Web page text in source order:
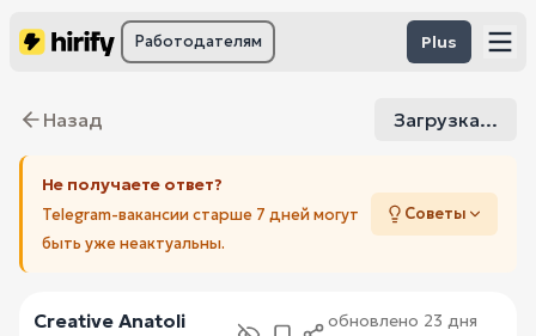
Работодателям Plus
Назад Загрузка...
Не получаете ответ?
Telegram-вакансии старше 7 дней могут
быть уже неактуальны.
Советы
Creative Anatoli
обновлено 23 дня